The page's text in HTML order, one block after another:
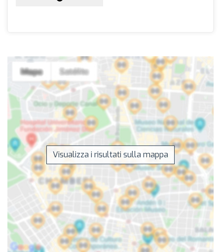
Visualizza i risultati sulla mappa